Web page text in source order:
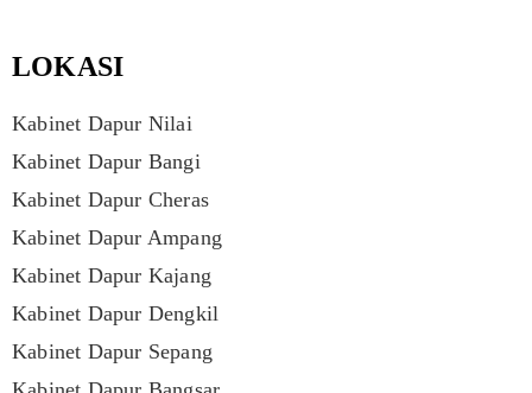
LOKASI
Kabinet Dapur Nilai
Kabinet Dapur Bangi
Kabinet Dapur Cheras
Kabinet Dapur Ampang
Kabinet Dapur Kajang
Kabinet Dapur Dengkil
Kabinet Dapur Sepang